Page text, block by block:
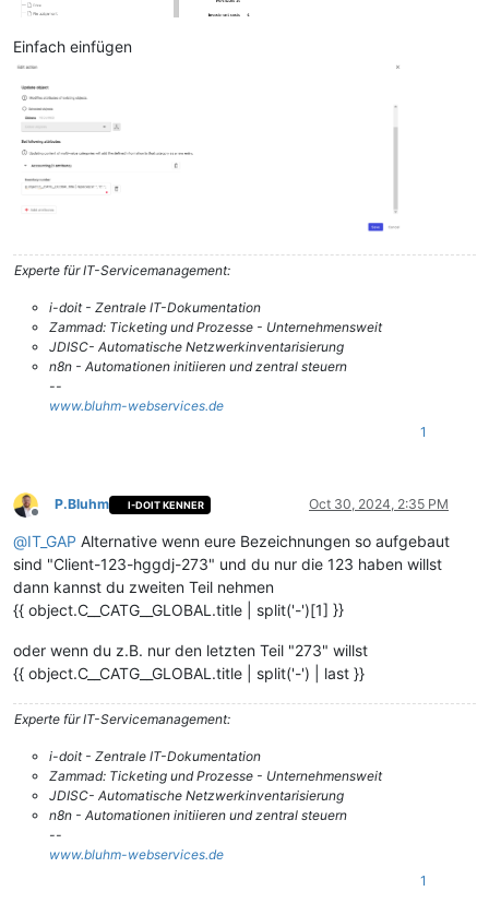
Einfach einfügen
Experte für IT-Servicemanagement:
i-doit - Zentrale IT-Dokumentation
Zammad: Ticketing und Prozesse - Unternehmensweit
JDISC- Automatische Netzwerkinventarisierung
n8n - Automationen initiieren und zentral steuern
--
www.bluhm-webservices.de
1
Offline
P.Bluhm I-DOIT KENNER Oct 30, 2024, 2:35 PM
@IT_GAP Alternative wenn eure Bezeichnungen so aufgebaut
sind "Client-123-hggdj-273" und du nur die 123 haben willst
dann kannst du zweiten Teil nehmen
{{ object.C__CATG__GLOBAL.title | split('-')[1] }}
oder wenn du z.B. nur den letzten Teil "273" willst
{{ object.C__CATG__GLOBAL.title | split('-') | last }}
Experte für IT-Servicemanagement:
i-doit - Zentrale IT-Dokumentation
Zammad: Ticketing und Prozesse - Unternehmensweit
JDISC- Automatische Netzwerkinventarisierung
n8n - Automationen initiieren und zentral steuern
--
www.bluhm-webservices.de
1